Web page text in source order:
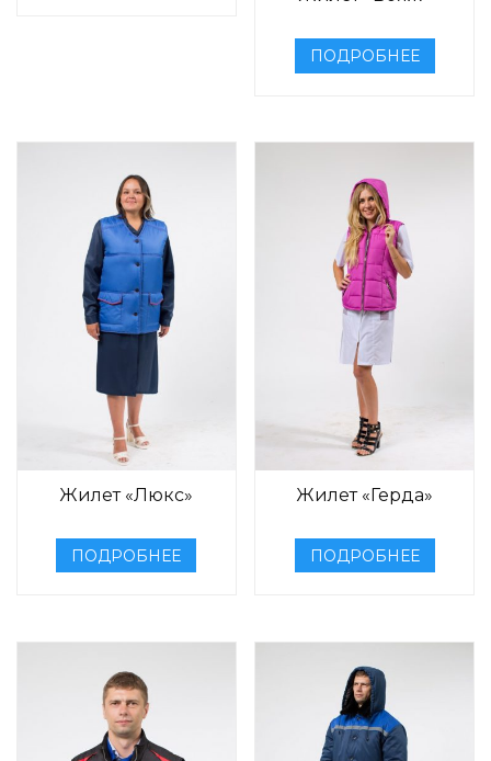
ПОДРОБНЕЕ
Жилет «Люкс»
ПОДРОБНЕЕ
Жилет «Герда»
ПОДРОБНЕЕ